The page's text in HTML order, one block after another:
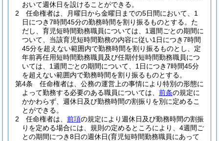
おいて週休日を設けることができる。
2
任命権者は、月曜日から金曜日までの5日間において、1
日につき7時間45分の勤務時間を割り振るものとする。 た
だし、育児短時間勤務職員については、1週間ごとの期間に
ついて、当該育児短時間勤務の内容に従い1日につき7時間
45分を超えない範囲内で勤務時間を割り振るものとし、定
年前再任用短時間勤務職員及び任期付短時間勤務職員につ
いては、1週間ごとの期間について、1日につき7時間45分
を超えない範囲内で勤務時間を割り振るものとする。
第4条
任命権者は、公務の運営上の事情により特別の形態に
よって勤務する必要のある職員については、 前条の規定に
かかわらず、週休日及び勤務時間の割振りを別に定めるこ
とができる。
2
任命権者は、 前項の規定により週休日及び勤務時間の割振
りを定める場合には、規則の定めるところにより、4週間ご
との期間につき8日の週休日(育児短時間勤務職員にあって